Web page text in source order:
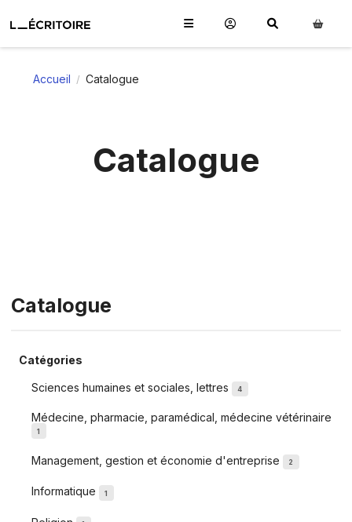
Accueil / Catalogue
Catalogue
Catalogue
Catégories
Sciences humaines et sociales, lettres 4
Médecine, pharmacie, paramédical, médecine vétérinaire
1
Management, gestion et économie d'entreprise 2
Informatique 1